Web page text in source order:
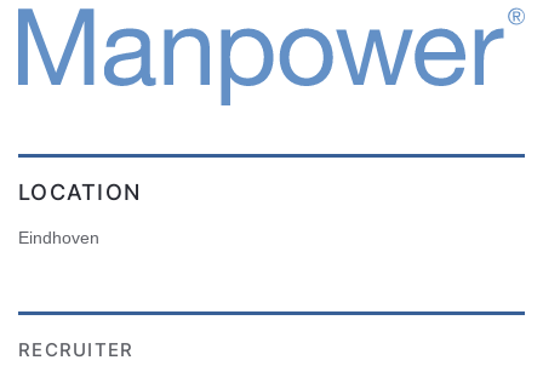
LOCATION
Eindhoven
RECRUITER